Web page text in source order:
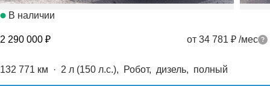
В наличии
2 290 000 ₽ от 34 781 ₽ /мес
132 771 км · 2 л (150 л.с.), Робот, дизель, полный